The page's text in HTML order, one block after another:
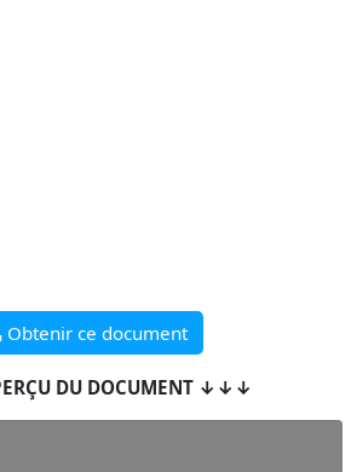
Obtenir ce document
DU DOCUMENT ↓↓↓